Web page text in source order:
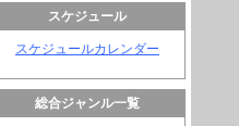
スケジュール
スケジュールカレンダー
総合ジャンル一覧